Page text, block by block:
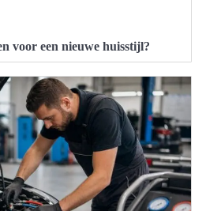
voor een nieuwe huisstijl?